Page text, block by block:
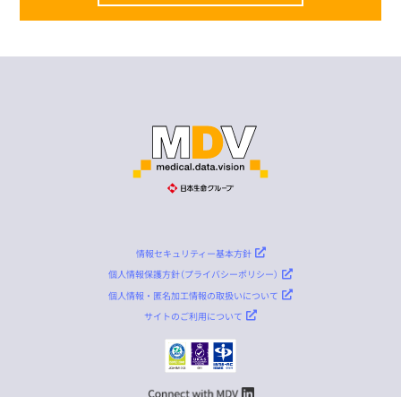
情報セキュリティー基本方針
個人情報保護方針（プライバシーポリシー）
個人情報・匿名加工情報の取扱いについて
サイトのご利用について